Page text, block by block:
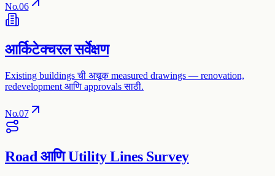
No.06
आर्किटेक्चरल सर्वेक्षण
Existing buildings ची अचूक measured drawings — renovation,
redevelopment आणि approvals साठी.
No.07
Road आणि Utility Lines Survey